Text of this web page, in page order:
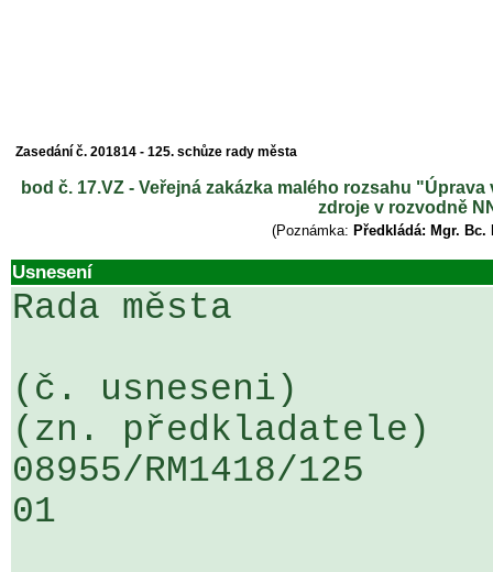
Zasedání č. 201814 - 125. schůze rady města
bod č. 17.VZ - Veřejná zakázka malého rozsahu
zdroje v rozvodně
(Poznámka: Předkládá: Mgr.
Usnesení
Rada města
(č. usneseni)
(zn. předkladatele)
08955/RM1418/
01